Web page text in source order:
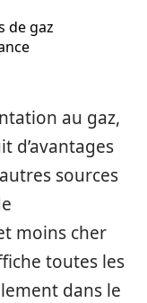
de gaz
au gaz,
d’avantages
sources
moins cher
toutes les
dans le